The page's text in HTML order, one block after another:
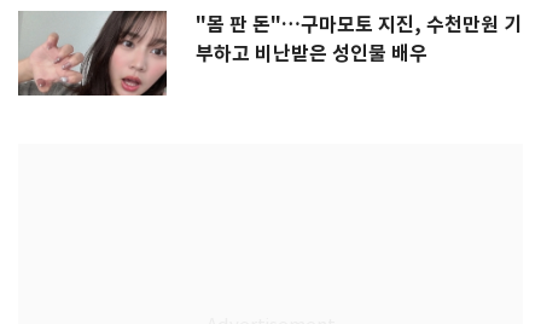
"몸 판 돈"…구마모토 지진, 수천만원 기
부하고 비난받은 성인물 배우